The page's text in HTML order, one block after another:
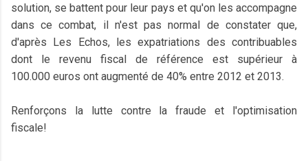
solution, se battent pour leur pays et qu'on les accompagne
dans ce combat, il n'est pas normal de constater que,
d'après Les Echos, les expatriations des contribuables
dont le revenu fiscal de référence est supérieur à
100.000 euros ont augmenté de 40% entre 2012 et 2013.
Renforçons la lutte contre la fraude et l'optimisation
fiscale!